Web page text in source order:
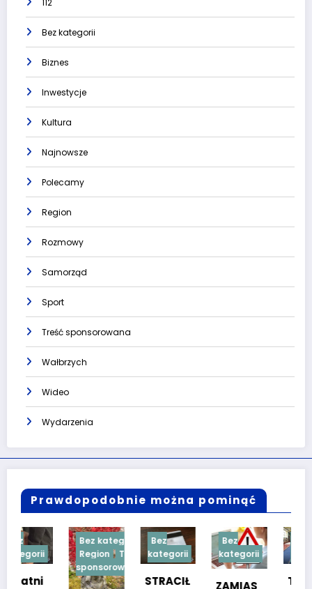
112
Bez kategorii
Biznes
Inwestycje
Kultura
Najnowsze
Polecamy
Region
Rozmowy
Samorząd
Sport
Treść sponsorowana
Wałbrzych
Wideo
Wydarzenia
Prawdopodobnie można pominąć
Bez kategorii
Region
Treść
sponsorowana
Bez
kategorii
STRACIŁ
Bez
kategorii
ZAMIAS
Bez
kategorii
TESTY